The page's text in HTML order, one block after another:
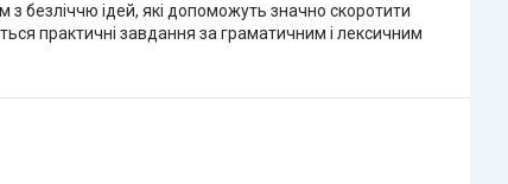
безліччю ідей, які допоможуть значно скоротити
практичні завдання за граматичним і лексичним